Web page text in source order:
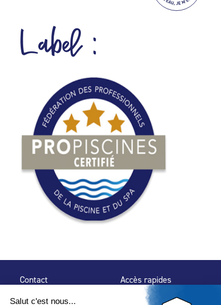
Label :
Contact
32 rue de Mogador
Accès rapides
Espace Presse